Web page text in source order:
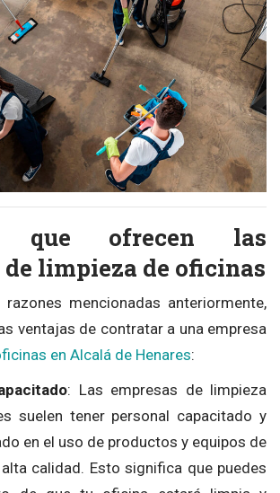
que ofrecen las
de limpieza de oficinas
mencionadas anteriormente,
ventajas de contratar a una empresa
en Alcalá de Henares:
: Las empresas de limpieza
suelen tener personal capacitado y
en el uso de productos y equipos de
calidad. Esto significa que puedes